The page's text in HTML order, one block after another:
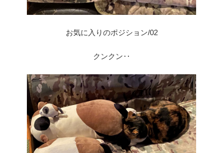
お気に入りのポジション/02
クンクン‥